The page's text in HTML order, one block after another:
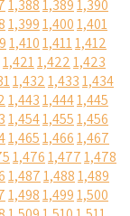
1,3881,3891,390
1,3991,4001,401
1,4101,4111,412
1,4211,4221,423
1,4321,4331,434
1,4431,4441,445
1,4541,4551,456
1,4651,4661,467
1,4761,4771,478
1,4871,4881,489
1,4981,4991,500